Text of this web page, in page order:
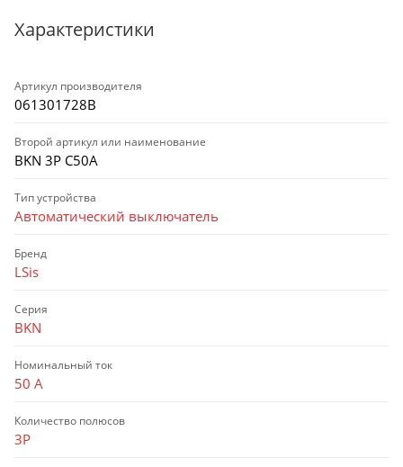
Характеристики
Артикул производителя
061301728B
Второй артикул или наименование
BKN 3P C50A
Тип устройства
Автоматический выключатель
Бренд
LSis
Серия
BKN
Номинальный ток
50 А
Количество полюсов
3P